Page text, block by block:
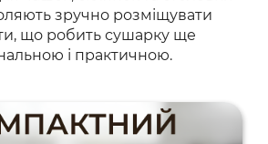
зручно розміщувати
що робить сушарку ще
і практичною.